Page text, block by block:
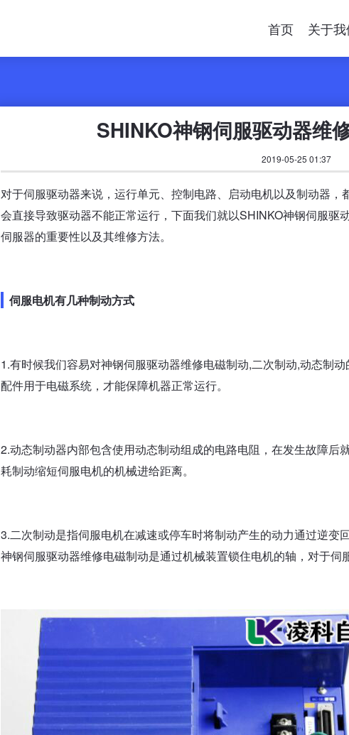
首页 关于
SHINKO神钢伺服驱动器维
2019-05-25 01:37
对于伺服驱动器来说，运行单元、控制电路、启动电机以及制动器
会直接导致驱动器不能正常运行，下面我们就以SHINKO神钢伺服驱
伺服器的重要性以及其维修方法。
伺服电机有几种制动方式
1.有时候我们容易对神钢伺服驱动器维修电磁制动,二次制动,动态制
配件用于电磁系统，才能保障机器正常运行。
2.动态制动器内部包含使用动态制动组成的电路电阻，在发生故障后
耗制动缩短伺服电机的机械进给距离。
3.二次制动是指伺服电机在减速或停车时将制动产生的动力通过逆变
神钢伺服驱动器维修电磁制动是通过机械装置锁住电机的轴，对于伺